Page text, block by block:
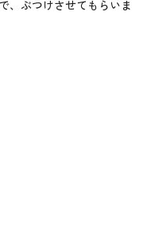
、ぶつけさせてもらいま